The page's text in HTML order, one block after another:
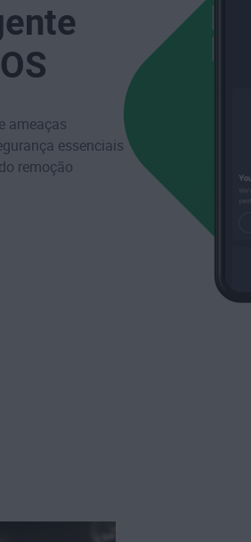
ameaças
essenciais
remoção